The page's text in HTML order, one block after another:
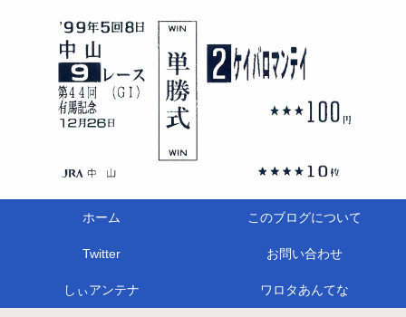
ホーム このブログについて
Twitter お問い合わせ
しぃアンテナ ワロタあんてな